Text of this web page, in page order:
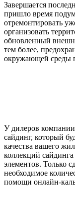
Завершается
пришло время
отремонтировать
организовать
обновленный
тем более,
окружающей среды
У дилеров
сайдинг, который
качества вашего
коллекций
элементов. Только
необходимое
помощи онлайн-